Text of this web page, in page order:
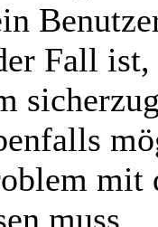
Fall
mit
muss.